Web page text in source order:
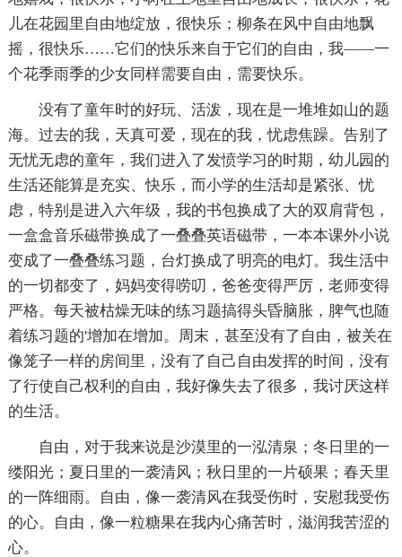
儿在花园里自由地绽放，很快乐；柳条在风中自由地飘
摇，很快乐……它们的快乐来自于它们的自由，我——一
个花季雨季的少女同样需要自由，需要快乐。
没有了童年时的好玩、活泼，现在是一堆堆如山的题
海。过去的我，天真可爱，现在的我，忧虑焦躁。告别了
无忧无虑的童年，我们进入了发愤学习的时期，幼儿园的
生活还能算是充实、快乐，而小学的生活却是紧张、忧
虑，特别是进入六年级，我的书包换成了大的双肩背包，
一盒盒音乐磁带换成了一叠叠英语磁带，一本本课外小说
变成了一叠叠练习题，台灯换成了明亮的电灯。我生活中
的一切都变了，妈妈变得唠叨，爸爸变得严厉，老师变得
严格。每天被枯燥无味的练习题搞得头昏脑胀，脾气也随
着练习题的'增加在增加。周末，甚至没有了自由，被关在
像笼子一样的房间里，没有了自己自由发挥的时间，没有
了行使自己权利的自由，我好像失去了很多，我讨厌这样
的生活。
自由，对于我来说是沙漠里的一泓清泉；冬日里的一
缕阳光；夏日里的一袭清风；秋日里的一片硕果；春天里
的一阵细雨。自由，像一袭清风在我受伤时，安慰我受伤
的心。自由，像一粒糖果在我内心痛苦时，滋润我苦涩的
心。